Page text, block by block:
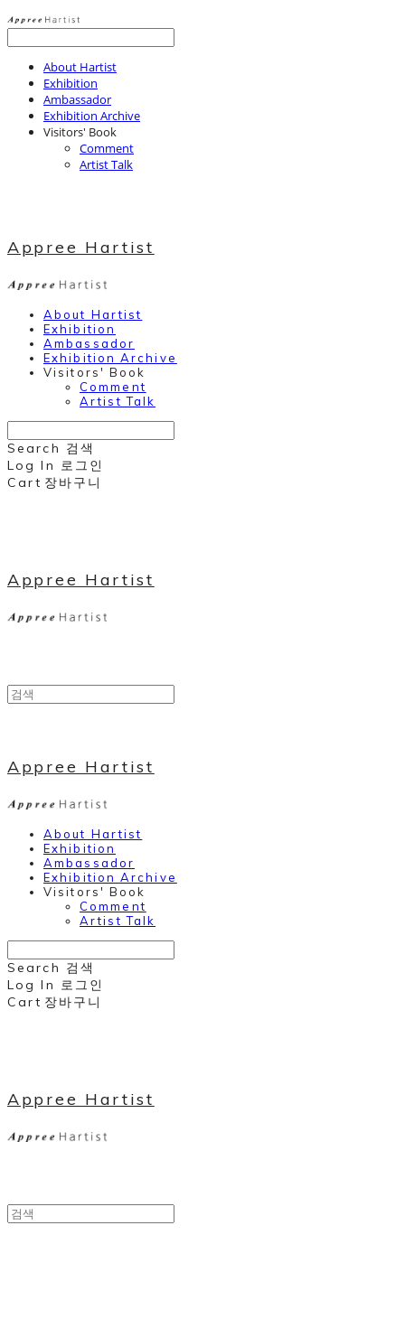
About Hartist
Exhibition
Ambassador
Exhibition Archive
Visitors' Book
Comment
Artist Talk
Appree Hartist
About Hartist
Exhibition
Ambassador
Exhibition Archive
Visitors' Book
Comment
Artist Talk
Search 검색
Log In 로그인
Cart 장바구니
Appree Hartist
Appree Hartist
About Hartist
Exhibition
Ambassador
Exhibition Archive
Visitors' Book
Comment
Artist Talk
Search 검색
Log In 로그인
Cart 장바구니
Appree Hartist